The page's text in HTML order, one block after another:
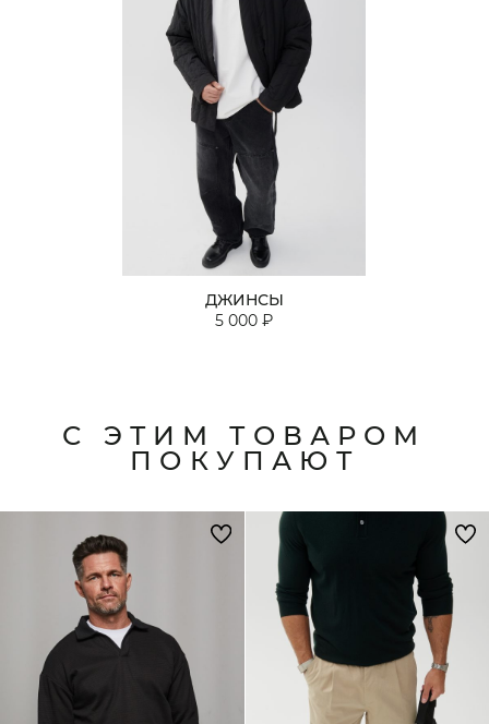
ДЖИНСЫ
5 000 ₽
С ЭТИМ ТОВАРОМ
ПОКУПАЮТ